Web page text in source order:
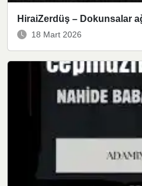
HiraiZerdüş – Dokunsalar
18 Mart 2026